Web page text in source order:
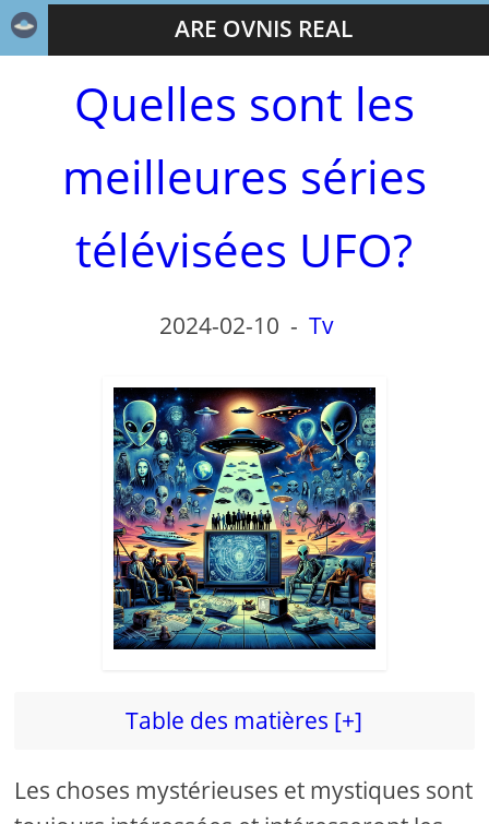
ARE OVNIS REAL
Quelles sont les
meilleures séries
télévisées UFO?
2024-02-10 -Tv
Table des matières [+]
Les choses mystérieuses et mystiques sont